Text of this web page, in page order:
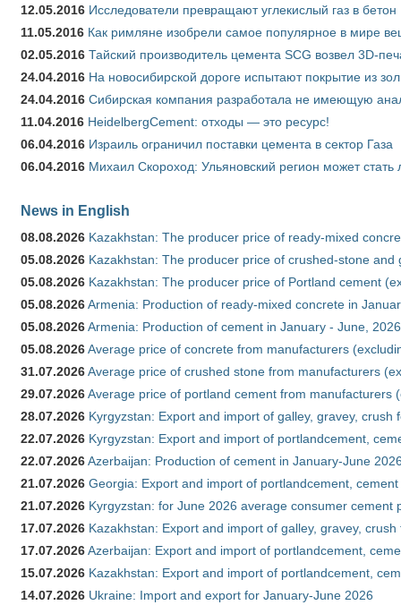
12.05.2016 Исследователи превращают углекислый газ в бетон
11.05.2016 Как римляне изобрели самое популярное в мире
02.05.2016 Тайский производитель цемента SCG возвел 3D-
24.04.2016 На новосибирской дороге испытают покрытие из
24.04.2016 Сибирская компания разработала не имеющую
11.04.2016 HeidelbergCement: отходы — это ресурс!
06.04.2016 Израиль ограничил поставки цемента в сектор Газа
06.04.2016 Михаил Скороход: Ульяновский регион может
News in English
08.08.2026 Kazakhstan: The producer price of ready-mixed
05.08.2026 Kazakhstan: The producer price of crushed-stone and
05.08.2026 Kazakhstan: The producer price of Portland cement
05.08.2026Armenia: Production of ready-mixed concrete in
05.08.2026Armenia: Production of cement in January - June, 2026
05.08.2026Average price of concrete from manufacturers
31.07.2026Average price of crushed stone from manufacturers
29.07.2026Average price of portland cement from manufacturers
28.07.2026 Kyrgyzstan: Export and import of galley, gravey,
22.07.2026 Kyrgyzstan: Export and import of portlandcement,
22.07.2026Azerbaijan: Production of cement in January-June
21.07.2026 Georgia: Export and import of portlandcement,
21.07.2026 Kyrgyzstan: for June 2026 average consumer cement
17.07.2026 Kazakhstan: Export and import of galley, gravey,
17.07.2026Azerbaijan: Export and import of portlandcement,
15.07.2026 Kazakhstan: Export and import of portlandcement,
14.07.2026 Ukraine: Import and export for January-June 2026